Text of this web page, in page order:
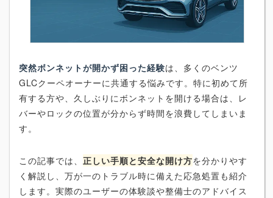
突然ボンネットが開かず困った経験は、多くのベンツ
GLCクーペオーナーに共通する悩みです。特に初めて所
有する方や、久しぶりにボンネットを開ける場合は、レ
バーやロックの位置が分からず時間を浪費してしまいま
す。
この記事では、 正しい手順と安全な開け方を分かりやす
く解説し、万が一のトラブル時に備えた応急処置も紹介
します。実際のユーザーの体験談や整備士のアドバイス